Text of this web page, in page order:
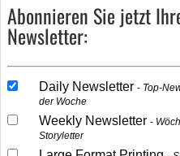
Abonnieren Sie jetzt
Newsletter:
Daily Newsletter
Top-
der Woche
Weekly Newsletter
Storyletter